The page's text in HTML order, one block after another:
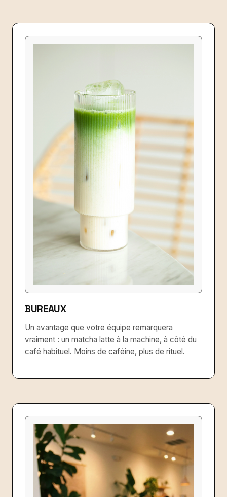
BUREAUX
Un avantage que votre équipe remarquera
vraiment : un matcha latte à la machine, à côté du
café habituel. Moins de caféine, plus de rituel.